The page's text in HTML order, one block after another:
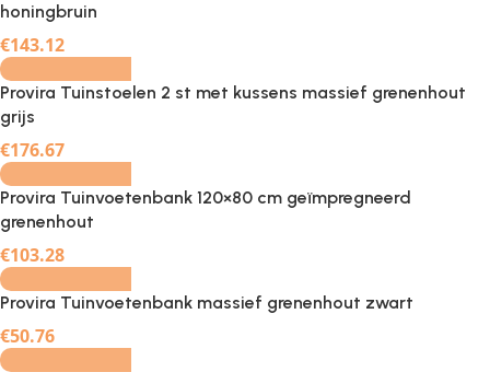
honingbruin
€143.12
-
Provira Tuinstoelen 2 st met kussens massief grenenhout
grijs
€176.67
-
Provira Tuinvoetenbank 120×80 cm geïmpregneerd
grenenhout
€103.28
-
Provira Tuinvoetenbank massief grenenhout zwart
€50.76
- +